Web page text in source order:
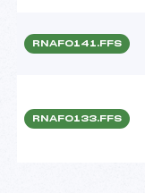
RNAF0141.FFS
RNAF0133.FFS